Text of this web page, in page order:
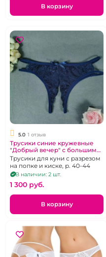
В корзину
5.0 1 отзыв
Трусики синие кружевные
"Добрый вечер" с большим
разрезом
Трусики для куни с разрезом
на попке и киске, р. 40-44
В наличии: 2 шт.
1 300 pуб.
В корзину